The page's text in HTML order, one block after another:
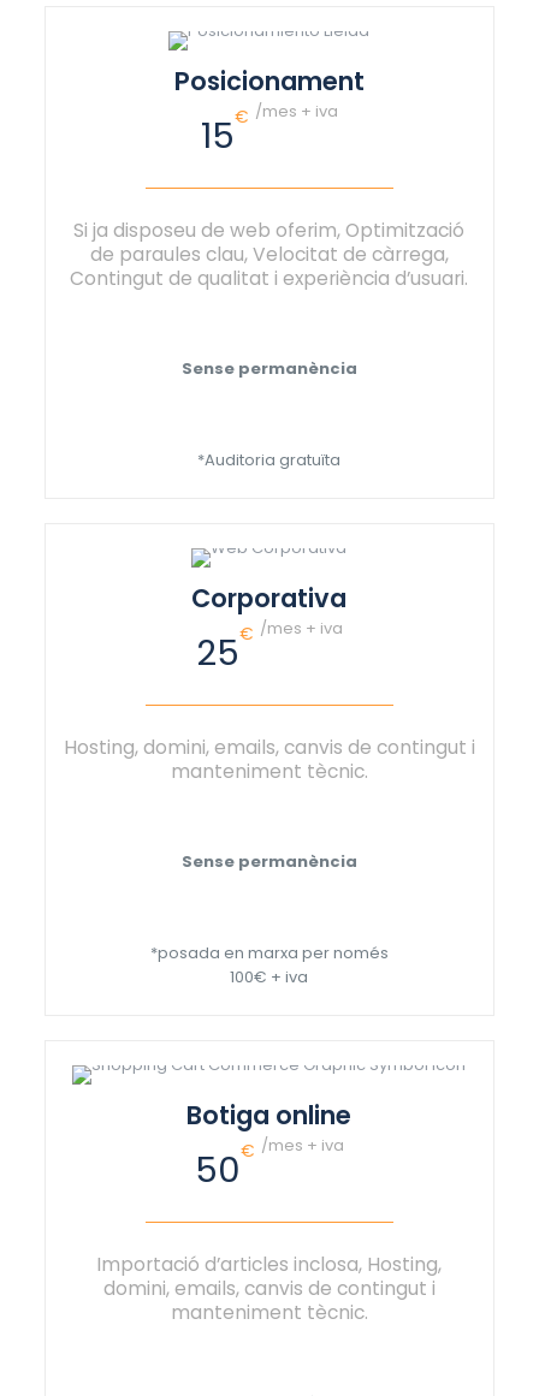
Posicionament
15€ /mes + iva
Si ja disposeu de web oferim, Optimització
de paraules clau, Velocitat de càrrega,
Contingut de qualitat i experiència d’usuari.
Sense permanència
*Auditoria gratuïta
Corporativa
25€ /mes + iva
Hosting, domini, emails, canvis de contingut i
manteniment tècnic.
Sense permanència
*posada en marxa per només
100€ + iva
Botiga online
50€ /mes + iva
Importació d’articles inclosa, Hosting,
domini, emails, canvis de contingut i
manteniment tècnic.